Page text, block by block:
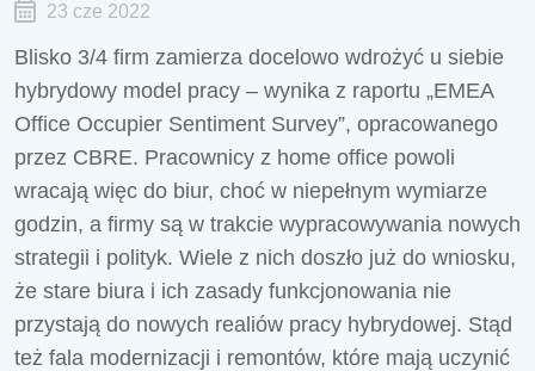
23 cze 2022
Blisko 3/4 firm zamierza docelowo wdrożyć u siebie
hybrydowy model pracy – wynika z raportu „EMEA
Office Occupier Sentiment Survey”, opracowanego
przez CBRE. Pracownicy z home office powoli
wracają więc do biur, choć w niepełnym wymiarze
godzin, a firmy są w trakcie wypracowywania nowych
strategii i polityk. Wiele z nich doszło już do wniosku,
że stare biura i ich zasady funkcjonowania nie
przystają do nowych realiów pracy hybrydowej. Stąd
też fala modernizacji i remontów, które mają uczynić